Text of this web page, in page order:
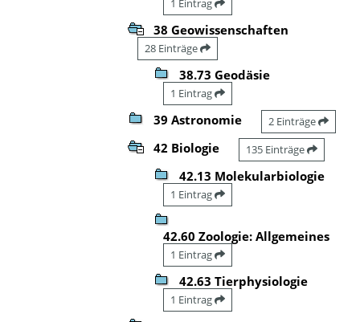
1 Eintrag
38 Geowissenschaften
28 Einträge
38.73 Geodäsie
1 Eintrag
39 Astronomie 2 Einträge
42 Biologie 135 Einträge
42.13 Molekularbiologie
1 Eintrag
42.60 Zoologie: Allgemeines
1 Eintrag
42.63 Tierphysiologie
1 Eintrag